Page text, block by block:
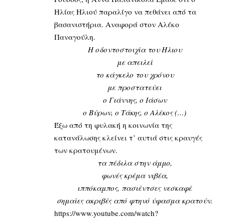
Ηλίας Ηλιού παραλίγο να πεθάνει από τα
βασανιστήρια. Αναφορά στον Αλέκο
Παναγούλη.
Η οδοντοστοιχία του Ήλιου
με απειλεί
το κάγκελο του χρόνου
με προστατεύει
ο Γιάννης, ο Ιάσων
ο Βύρων, ο Τάκης, ο Αλέκος (…)
Έξω από τη φυλακή η κοινωνία της
κατανάλωσης κλείνει τ’ αυτιά στις κραυγές
των κρατουμένων.
τα πέδιλα στην άμμο,
φωνές κρέμα νιβέα,
ιππόκαμπος, πασιέντσες νεσκαφέ
σημαίες ακριβές από φτηνό ύφασμα κρατούν.
https://www.youtube.com/watch?